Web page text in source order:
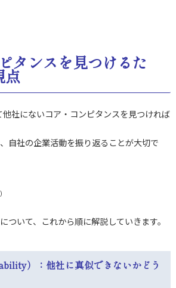
タンスを見つけるた
点
社にないコア・コンピタンスを見つければ
自社の企業活動を振り返ることが大切で
ついて、これから順に解説していきます。
）：他社に真似できないかどう